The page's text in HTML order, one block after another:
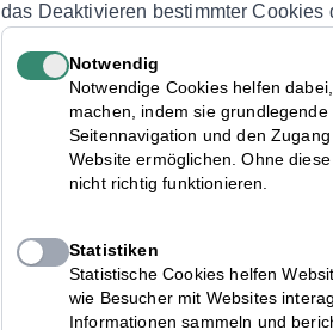
das Deaktivieren bestimmter
Notwendig
Notwendige Cookies helfen
machen, indem sie
Seitennavigation und den
Website ermöglichen. Ohne
nicht richtig funktionieren.
Statistiken
Statistische Cookies helfen
wie Besucher mit Websites
Informationen sammeln und